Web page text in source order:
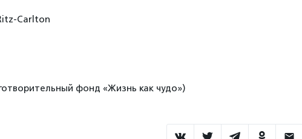
Carlton
фонд «Жизнь как чудо»)